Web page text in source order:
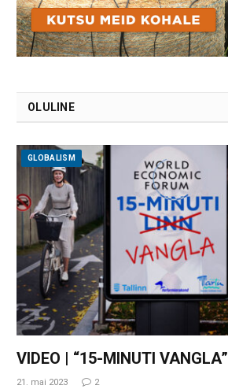
OLULINE
GLOBALISM
VIDEO | “15-MINUTI VANGLA”
21. mai 2023 2